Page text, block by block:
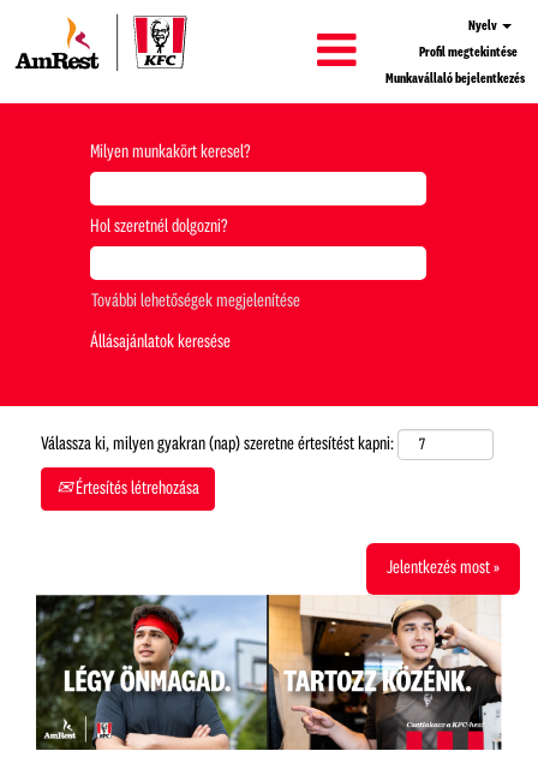
Nyelv
Profil megtekintése
Munkavállaló bejelentkezés
Milyen munkakört keresel?
Hol szeretnél dolgozni?
További lehetőségek megjelenítése
Válassza ki, milyen gyakran (nap) szeretne értesítést kapni:
Értesítés létrehozása
Jelentkezés most »